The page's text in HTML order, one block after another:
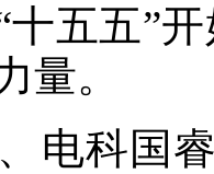
十五五”
量。
科国睿